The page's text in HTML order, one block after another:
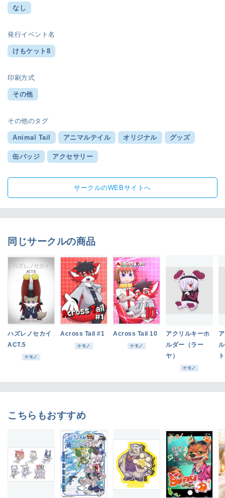
なし
発行イベント名
けもケット8
印刷方式
その他
その他のタグ
Animal Tail アニマルテイル オリジナル グッズ
缶バッジ アクセサリー
サークルのWEBサイトへ
同じサークルの商品
ハズレノセカイ
ACT.5
ケモノ
Across Tail #1
ケモノ
Across Tail 10
ケモノ
アクリルキーホ
ルダー（ラー
ヤ）
ケモノ
こちらもおすすめ